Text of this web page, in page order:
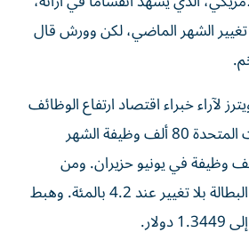
تغيير الشهر الماضي، لكن وورش قال
لآراء خبراء اقتصاد ارتفاع الوظائف
غير الزراعية في الولايات ⁠المتحدة 80 ألف وظيفة الشهر
بعد زيادة 57 ألف وظيفة ​في يونيو حزيران. ومن
المتوقع أن يظل معدل البطالة بلا تغيير عند 4.2 بالمئة. وهبط